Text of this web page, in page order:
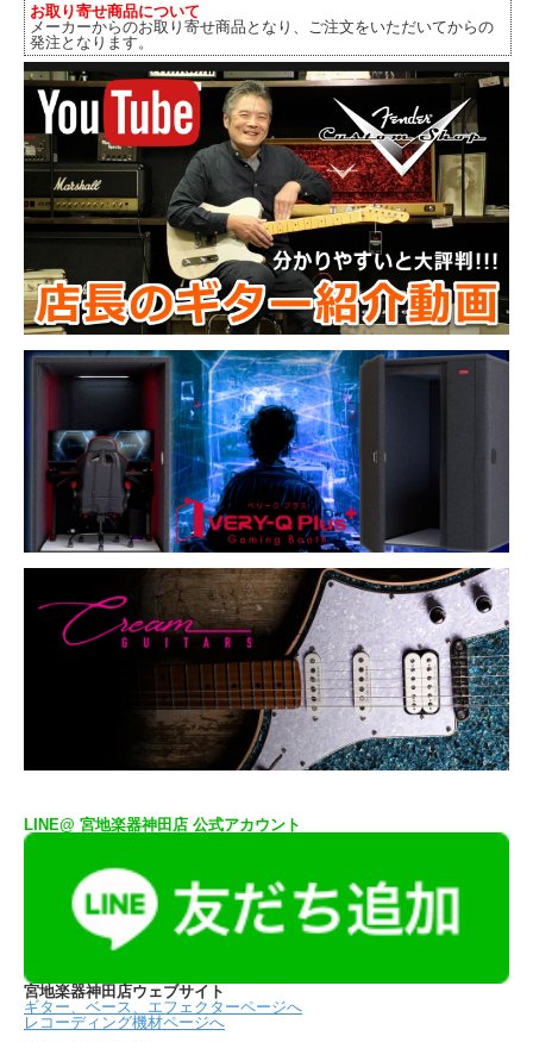
お取り寄せ商品について
メーカーからのお取り寄せ商品となり、ご注文をいただいてからの
発注となります。
LINE@ 宮地楽器神田店 公式アカウント
宮地楽器神田店ウェブサイト
ギター、ベース、エフェクターページへ
レコーディング機材ページへ